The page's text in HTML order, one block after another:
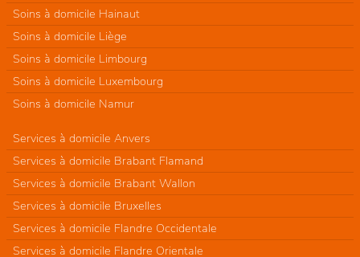
Soins à domicile Hainaut
Soins à domicile Liège
Soins à domicile Limbourg
Soins à domicile Luxembourg
Soins à domicile Namur
Services à domicile Anvers
Services à domicile Brabant Flamand
Services à domicile Brabant Wallon
Services à domicile Bruxelles
Services à domicile Flandre Occidentale
Services à domicile Flandre Orientale